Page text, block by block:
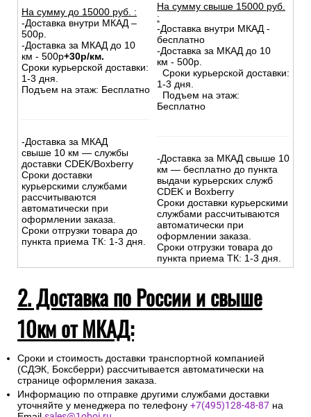
На сумму до 15000 руб. :
-Доставка внутри МКАД –
500р.
-Доставка за МКАД до 10
км - 500р+30р/км.
Сроки курьерской доставки:
1-3 дня.
Подъем на этаж: Бесплатно
-Доставка за МКАД
свыше 10 км — службы
доставки CDEK/Boxberry
Сроки доставки
курьерскими службами
рассчитываются
автоматически при
оформлении заказа.
Сроки отгрузки товара до
пункта приема ТК: 1-3 дня.
На сумму свыше 15000 руб.
:
-Доставка внутри МКАД -
бесплатно
-Доставка за МКАД до 10
км - 500р.
Сроки курьерской доставки:
1-3 дня.
Подъем на этаж:
Бесплатно
-Доставка за МКАД свыше 10
км — бесплатно до пункта
выдачи курьерских служб
CDEK и Boxberry
Сроки доставки курьерскими
службами рассчитываются
автоматически при
оформлении заказа.
Сроки отгрузки товара до
пункта приема ТК: 1-3 дня.
2. Доставка по России и свыше
10км от МКАД:
Сроки и стоимость доставки транспортной компанией
(СДЭК, Боксберри) рассчитывается автоматически на
странице оформления заказа.
Информацию по отправке другими службами доставки
уточняйте у менеджера по телефону +7(495)128-48-87 на